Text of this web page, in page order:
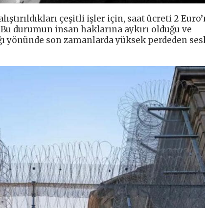
çeşitli işler için, saat ücreti 2
durumun insan haklarına aykırı olduğu ve
yönünde son zamanlarda yüksek perdeden